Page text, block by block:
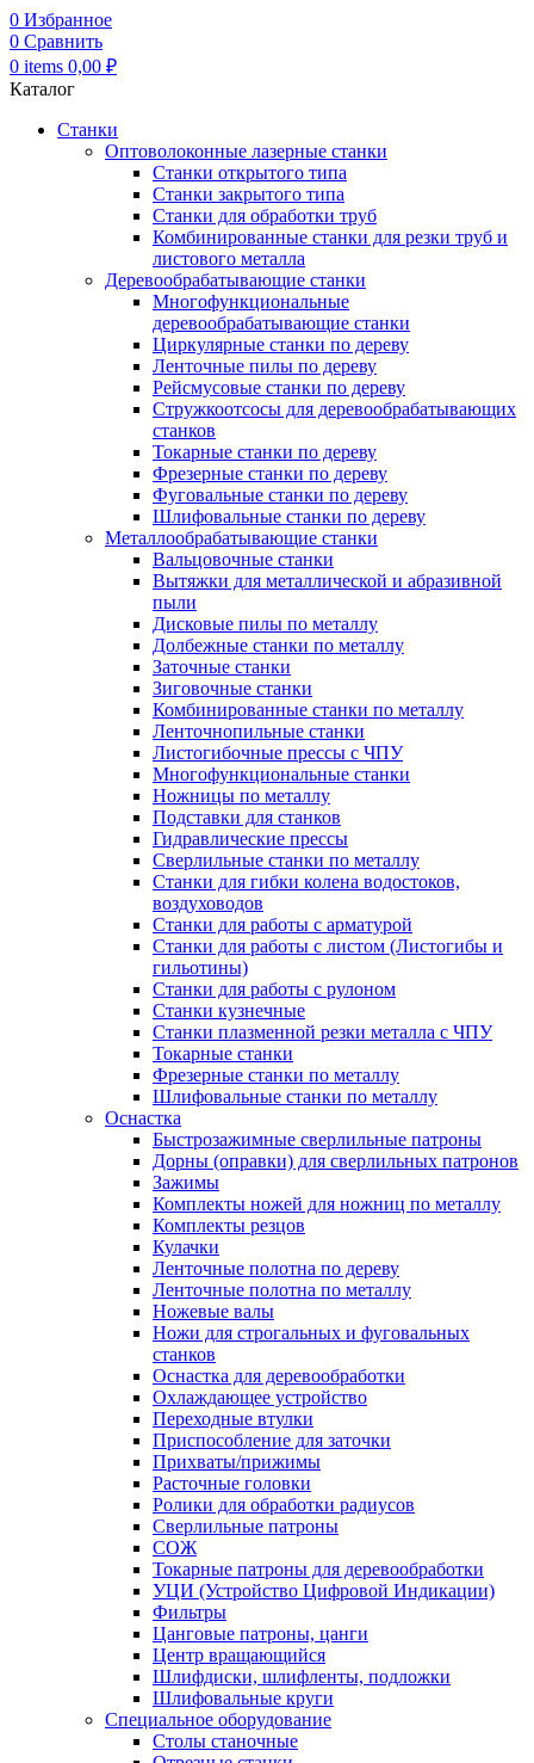
0 Избранное
0 Сравнить
0 items 0,00 ₽
Каталог
Станки
Оптоволоконные лазерные станки
Станки открытого типа
Станки закрытого типа
Станки для обработки труб
Комбинированные станки для резки труб и
листового металла
Деревообрабатывающие станки
Многофункциональные
деревообрабатывающие станки
Циркулярные станки по дереву
Ленточные пилы по дереву
Рейсмусовые станки по дереву
Стружкоотсосы для деревообрабатывающих
станков
Токарные станки по дереву
Фрезерные станки по дереву
Фуговальные станки по дереву
Шлифовальные станки по дереву
Металлообрабатывающие станки
Вальцовочные станки
Вытяжки для металлической и абразивной
пыли
Дисковые пилы по металлу
Долбежные станки по металлу
Заточные станки
Зиговочные станки
Комбинированные станки по металлу
Ленточнопильные станки
Листогибочные прессы с ЧПУ
Многофункциональные станки
Ножницы по металлу
Подставки для станков
Гидравлические прессы
Сверлильные станки по металлу
Станки для гибки колена водостоков,
воздуховодов
Станки для работы с арматурой
Станки для работы с листом (Листогибы и
гильотины)
Станки для работы с рулоном
Станки кузнечные
Станки плазменной резки металла с ЧПУ
Токарные станки
Фрезерные станки по металлу
Шлифовальные станки по металлу
Оснастка
Быстрозажимные сверлильные патроны
Дорны (оправки) для сверлильных патронов
Зажимы
Комплекты ножей для ножниц по металлу
Комплекты резцов
Кулачки
Ленточные полотна по дереву
Ленточные полотна по металлу
Ножевые валы
Ножи для строгальных и фуговальных
станков
Оснастка для деревообработки
Охлаждающее устройство
Переходные втулки
Приспособление для заточки
Прихваты/прижимы
Расточные головки
Ролики для обработки радиусов
Сверлильные патроны
СОЖ
Токарные патроны для деревообработки
УЦИ (Устройство Цифровой Индикации)
Фильтры
Цанговые патроны, цанги
Центр вращающийся
Шлифдиски, шлифленты, подложки
Шлифовальные круги
Специальное оборудование
Столы станочные